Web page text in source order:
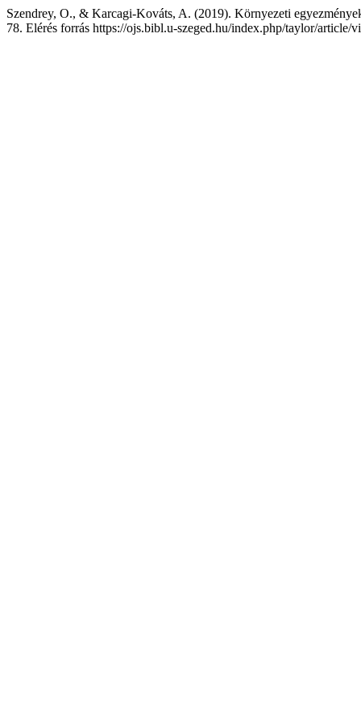
Szendrey, O., & Karcagi-Kováts, A. (2019). Környezeti
78. Elérés forrás https://ojs.bibl.u-szeged.hu/index.php/taylor/article/